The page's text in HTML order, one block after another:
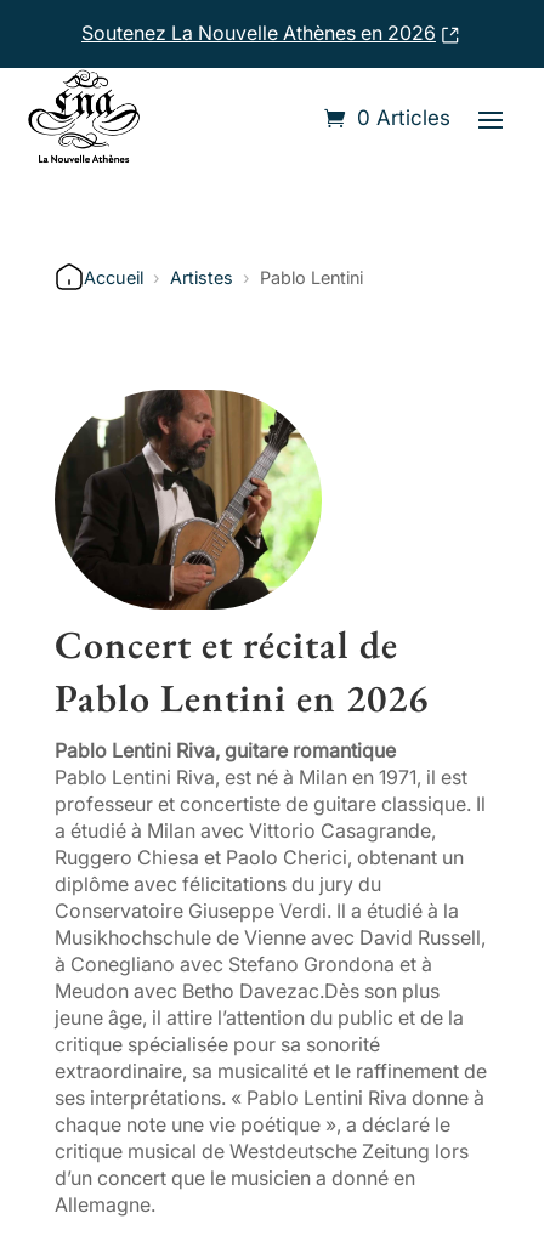
Soutenez La Nouvelle Athènes en 2026
0 Articles
Accueil › Artistes › Pablo Lentini
Concert et récital de
Pablo Lentini en 2026
Pablo Lentini Riva, guitare romantique
Pablo Lentini Riva, est né à Milan en 1971, il est
professeur et concertiste de guitare classique. Il
a étudié à Milan avec Vittorio Casagrande,
Ruggero Chiesa et Paolo Cherici, obtenant un
diplôme avec félicitations du jury du
Conservatoire Giuseppe Verdi. Il a étudié à la
Musikhochschule de Vienne avec David Russell,
à Conegliano avec Stefano Grondona et à
Meudon avec Betho Davezac.Dès son plus
jeune âge, il attire l’attention du public et de la
critique spécialisée pour sa sonorité
extraordinaire, sa musicalité et le raffinement de
ses interprétations. « Pablo Lentini Riva donne à
chaque note une vie poétique », a déclaré le
critique musical de Westdeutsche Zeitung lors
d’un concert que le musicien a donné en
Allemagne.